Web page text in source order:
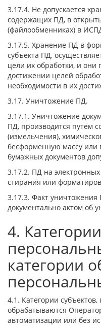
3.17.4. Не допускается
содержащих ПД, в
(файлообменниках) в
3.17.5. Хранение ПД в
субъекта ПД,
цели их обработки, и
достижении целей
необходимости в их
3.17. Уничтожение ПД.
3.17.1. Уничтожение
ПД, производится путем
(измельчения),
бесформенную массу
бумажных документов
3.17.2. ПД на
стирания или
3.17.3. Факт уничтожения
документально актом об
4.
категории
4.1. Категории
обрабатываются
автоматизации или без